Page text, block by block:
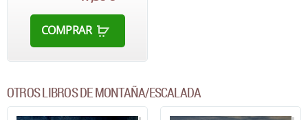
COMPRAR
OTROS LIBROS DE MONTAÑA/ESCALADA